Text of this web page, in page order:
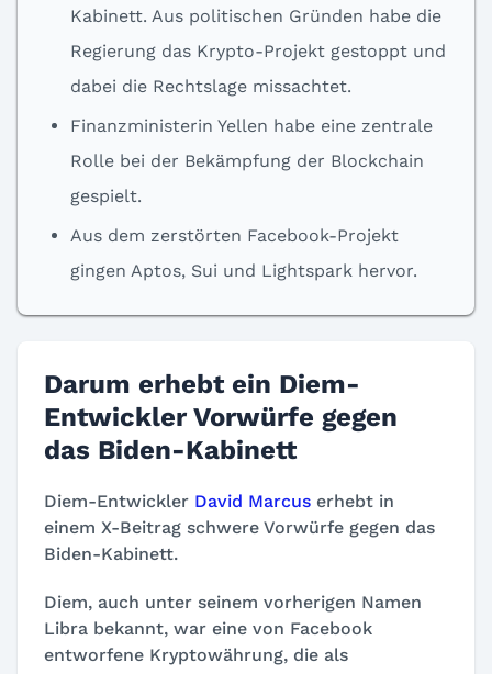
Kabinett. Aus politischen Gründen habe die
Regierung das Krypto-Projekt gestoppt und
dabei die Rechtslage missachtet.
Finanzministerin Yellen habe eine zentrale
Rolle bei der Bekämpfung der Blockchain
gespielt.
Aus dem zerstörten Facebook-Projekt
gingen Aptos, Sui und Lightspark hervor.
Darum erhebt ein Diem-
Entwickler Vorwürfe gegen
das Biden-Kabinett
Diem-Entwickler David Marcus erhebt in
einem X-Beitrag schwere Vorwürfe gegen das
Biden-Kabinett.
Diem, auch unter seinem vorherigen Namen
Libra bekannt, war eine von Facebook
entworfene Kryptowährung, die als